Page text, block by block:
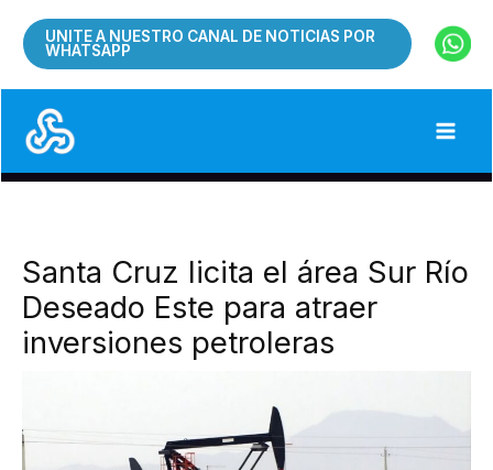
UNITE A NUESTRO CANAL DE NOTICIAS POR
WHATSAPP
Santa Cruz licita el área Sur Río
Deseado Este para atraer
inversiones petroleras